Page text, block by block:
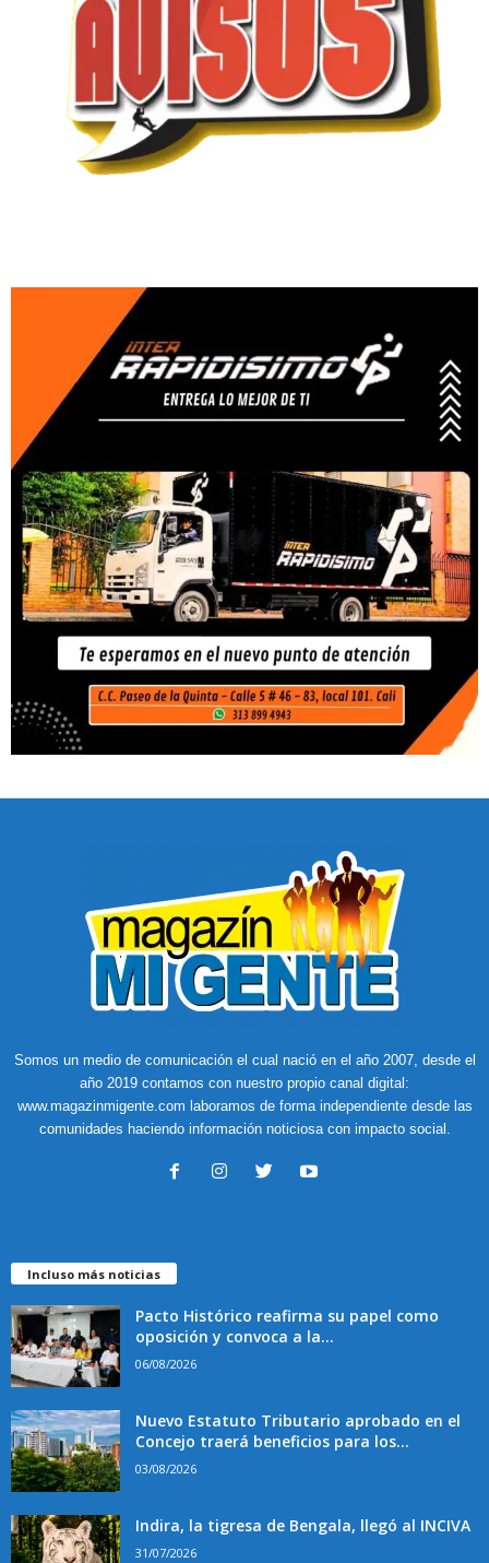
Somos un medio de comunicación el cual nació en el año 2007, desde el
año 2019 contamos con nuestro propio canal digital:
www.magazinmigente.com laboramos de forma independiente desde las
comunidades haciendo información noticiosa con impacto social.
Incluso más noticias
Pacto Histórico reafirma su papel como
oposición y convoca a la...
06/08/2026
Nuevo Estatuto Tributario aprobado en el
Concejo traerá beneficios para los...
03/08/2026
Indira, la tigresa de Bengala, llegó al INCIVA
31/07/2026